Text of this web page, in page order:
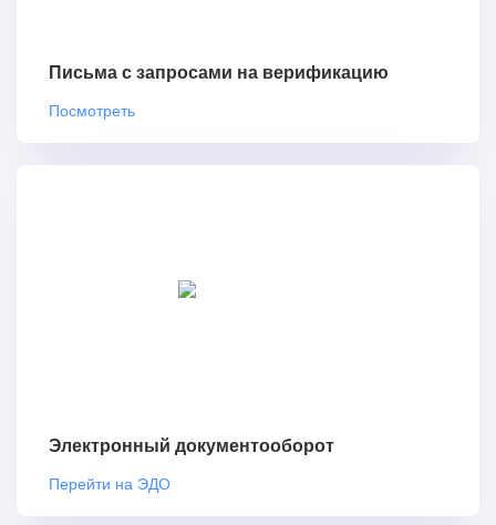
Письма с запросами на верификацию
Посмотреть
Электронный документооборот
Перейти на ЭДО